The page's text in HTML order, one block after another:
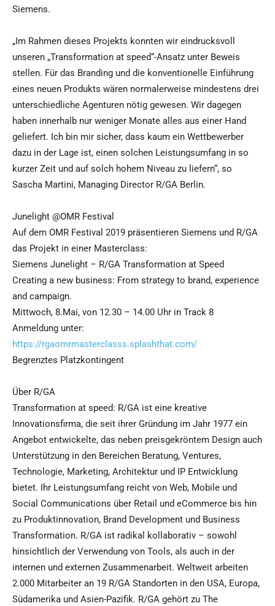
Siemens.
„Im Rahmen dieses Projekts konnten wir eindrucksvoll
unseren „Transformation at speed“-Ansatz unter Beweis
stellen. Für das Branding und die konventionelle Einführung
eines neuen Produkts wären normalerweise mindestens drei
unterschiedliche Agenturen nötig gewesen. Wir dagegen
haben innerhalb nur weniger Monate alles aus einer Hand
geliefert. Ich bin mir sicher, dass kaum ein Wettbewerber
dazu in der Lage ist, einen solchen Leistungsumfang in so
kurzer Zeit und auf solch hohem Niveau zu liefern“, so
Sascha Martini, Managing Director R/GA Berlin.
Junelight @OMR Festival
Auf dem OMR Festival 2019 präsentieren Siemens und R/GA
das Projekt in einer Masterclass:
Siemens Junelight – R/GA Transformation at Speed
Creating a new business: From strategy to brand, experience
and campaign.
Mittwoch, 8.Mai, von 12.30 – 14.00 Uhr in Track 8
Anmeldung unter:
https://rgaomrmasterclasss.splashthat.com/
Begrenztes Platzkontingent
Über R/GA
Transformation at speed: R/GA ist eine kreative
Innovationsfirma, die seit ihrer Gründung im Jahr 1977 ein
Angebot entwickelte, das neben preisgekröntem Design auch
Unterstützung in den Bereichen Beratung, Ventures,
Technologie, Marketing, Architektur und IP Entwicklung
bietet. Ihr Leistungsumfang reicht von Web, Mobile und
Social Communications über Retail und eCommerce bis hin
zu Produktinnovation, Brand Development und Business
Transformation. R/GA ist radikal kollaborativ – sowohl
hinsichtlich der Verwendung von Tools, als auch in der
internen und externen Zusammenarbeit. Weltweit arbeiten
2.000 Mitarbeiter an 19 R/GA Standorten in den USA, Europa,
Südamerika und Asien-Pazifik. R/GA gehört zu The